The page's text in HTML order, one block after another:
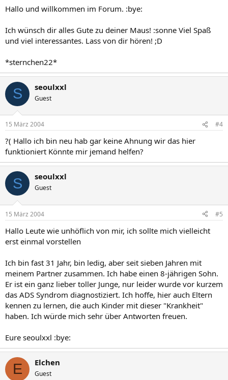
Hallo und willkommen im Forum. :bye:
Ich wünsch dir alles Gute zu deiner Maus! :sonne Viel Spaß
und viel interessantes. Lass von dir hören! ;D
*sternchen22*
S seoulxxl
Guest
15 März 2004 #4
?( Hallo ich bin neu hab gar keine Ahnung wir das hier
funktioniert Könnte mir jemand helfen?
S seoulxxl
Guest
15 März 2004 #5
Hallo Leute wie unhöflich von mir, ich sollte mich vielleicht
erst einmal vorstellen
Ich bin fast 31 Jahr, bin ledig, aber seit sieben Jahren mit
meinem Partner zusammen. Ich habe einen 8-jährigen Sohn.
Er ist ein ganz lieber toller Junge, nur leider wurde vor kurzem
das ADS Syndrom diagnostiziert. Ich hoffe, hier auch Eltern
kennen zu lernen, die auch Kinder mit dieser "Krankheit"
haben. Ich würde mich sehr über Antworten freuen.
Eure seoulxxl :bye:
E Elchen
Guest